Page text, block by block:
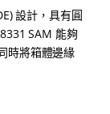
設計，具有圓
SAM 能夠
時將箱體邊緣